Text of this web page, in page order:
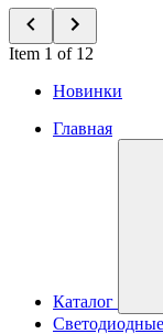
Item 1 of 12
Новинки
Главная
Каталог